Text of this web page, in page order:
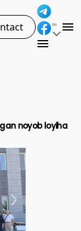
EN
noyob loyiha